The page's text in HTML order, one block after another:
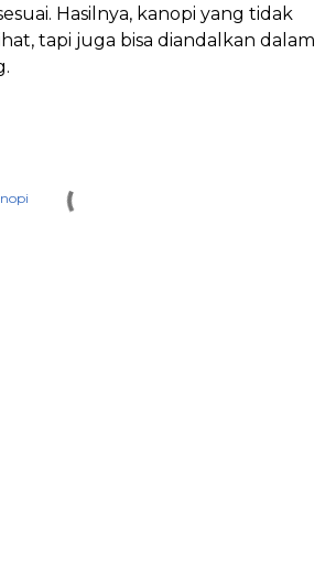
Hasilnya, kanopi yang tidak
tapi juga bisa diandalkan dalam